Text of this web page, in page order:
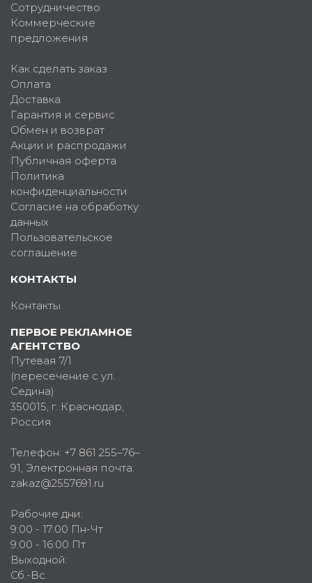
Сотрудничество
Коммерческие
предложения
Как сделать заказ
Оплата
Доставка
Гарантия и сервис
Обмен и возврат
Акции и распродажи
Публичная оферта
Политика
конфиденциальности
Согласие на обработку
данных
Пользовательское
соглашение
КОНТАКТЫ
Контакты
ПЕРВОЕ РЕКЛАМНОЕ
АГЕНТСТВО
Путевая 7/1
(пересечение с ул.
Седина)
350015, г. Краснодар,
Россия
Телефон: +7 861 255–76–
91, Электронная почта:
zakaz@2557691.ru
Рабочие дни:
9:00 - 17:00 Пн-Чт
9:00 - 16:00 Пт
Выходной:
Сб.-Вс.